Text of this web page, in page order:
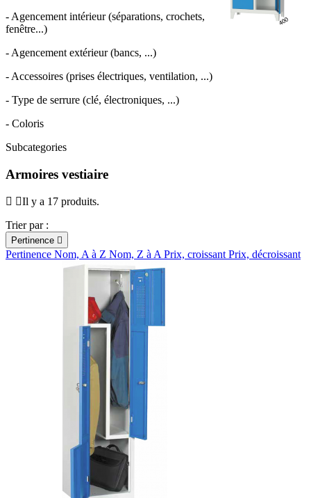
- Agencement intérieur (séparations, crochets,
fenêtre...)
- Agencement extérieur (bancs, ...)
- Accessoires (prises électriques, ventilation, ...)
- Type de serrure (clé, électroniques, ...)
- Coloris
Subcategories
Armoires vestiaire
Il y a 17 produits.
Trier par :
Pertinence 
Pertinence Nom, A à Z Nom, Z à A Prix, croissant Prix, décroissant